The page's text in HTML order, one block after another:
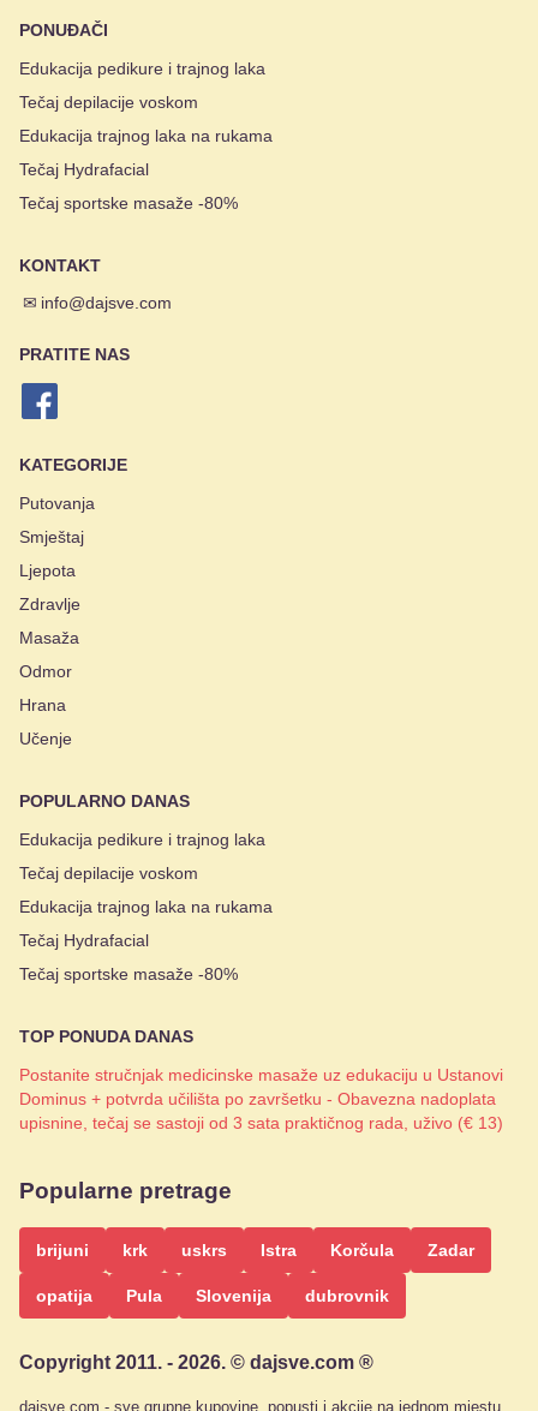
PONUĐAČI
Edukacija pedikure i trajnog laka
Tečaj depilacije voskom
Edukacija trajnog laka na rukama
Tečaj Hydrafacial
Tečaj sportske masaže -80%
KONTAKT
✉ info@dajsve.com
PRATITE NAS
KATEGORIJE
Putovanja
Smještaj
Ljepota
Zdravlje
Masaža
Odmor
Hrana
Učenje
POPULARNO DANAS
Edukacija pedikure i trajnog laka
Tečaj depilacije voskom
Edukacija trajnog laka na rukama
Tečaj Hydrafacial
Tečaj sportske masaže -80%
TOP PONUDA DANAS
Postanite stručnjak medicinske masaže uz edukaciju u Ustanovi
Dominus + potvrda učilišta po završetku - Obavezna nadoplata
upisnine, tečaj se sastoji od 3 sata praktičnog rada, uživo (€ 13)
Popularne pretrage
brijuni krk uskrs Istra Korčula Zadar
opatija Pula Slovenija dubrovnik
Copyright 2011. - 2026. © dajsve.com ®
dajsve.com - sve grupne kupovine, popusti i akcije na jednom mjestu.